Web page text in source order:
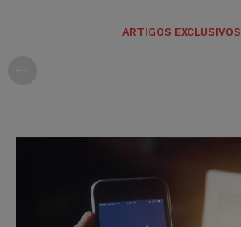
ARTIGOS EXCLUSIVOS